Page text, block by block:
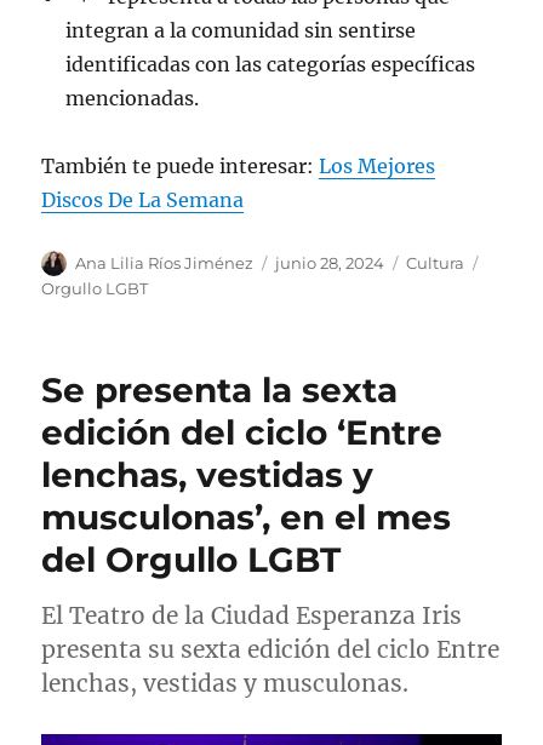
integran a la comunidad sin sentirse
identificadas con las categorías específicas
mencionadas.
También te puede interesar:Los Mejores
Discos De La Semana
A
u
Ana Lilia Ríos Jiménez
P
c
d
o
e
junio 28, 2024
C
í
Cultura
Orgullo LGBT
Se presenta la sexta
edición del ciclo ‘Entre
lenchas, vestidas y
musculonas’, en el mes
del Orgullo LGBT
El Teatro de la Ciudad Esperanza Iris
presenta su sexta edición del ciclo Entre
lenchas, vestidas y musculonas.